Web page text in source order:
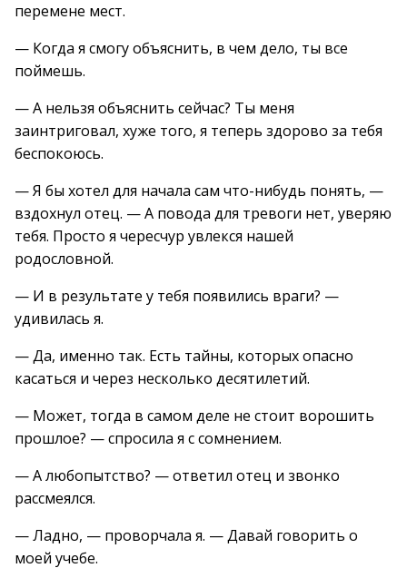
перемене мест.
— Когда я смогу объяснить, в чем дело, ты все
поймешь.
— А нельзя объяснить сейчас? Ты меня
заинтриговал, хуже того, я теперь здорово за тебя
беспокоюсь.
— Я бы хотел для начала сам что-нибудь понять, —
вздохнул отец. — А повода для тревоги нет, уверяю
тебя. Просто я чересчур увлекся нашей
родословной.
— И в результате у тебя появились враги? —
удивилась я.
— Да, именно так. Есть тайны, которых опасно
касаться и через несколько десятилетий.
— Может, тогда в самом деле не стоит ворошить
прошлое? — спросила я с сомнением.
— А любопытство? — ответил отец и звонко
рассмеялся.
— Ладно, — проворчала я. — Давай говорить о
моей учебе.